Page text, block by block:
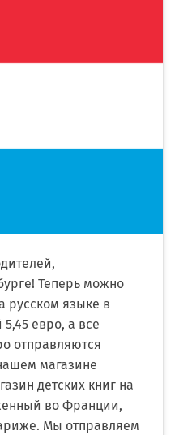
Теперь можно
русском языке в
евро, а все
отправляются
магазине
детских книг на
во Франции,
Мы отправляем